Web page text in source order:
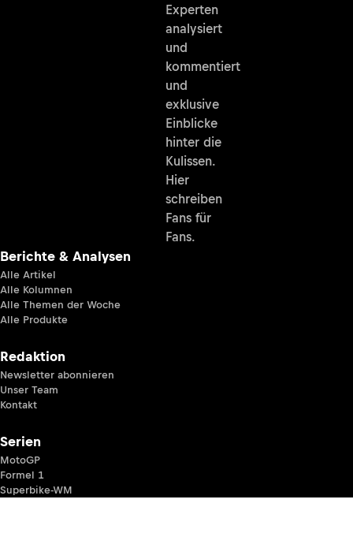
Experten
analysiert
und
kommentiert
und
exklusive
Einblicke
hinter die
Kulissen.
Hier
schreiben
Fans für
Fans.
Berichte & Analysen
Alle Artikel
Alle Kolumnen
Alle Themen der Woche
Alle Produkte
Redaktion
Newsletter abonnieren
Unser Team
Kontakt
Serien
MotoGP
Formel 1
Superbike-WM